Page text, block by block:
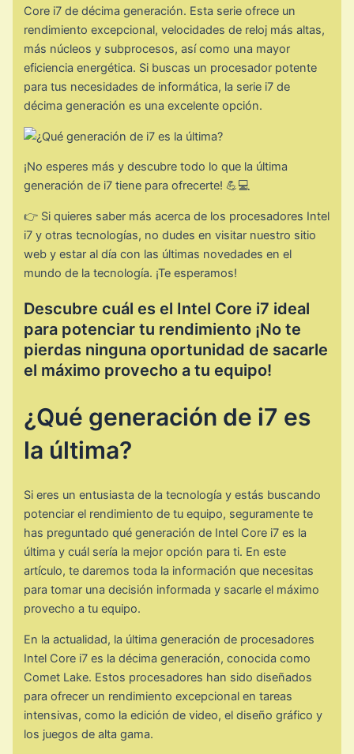
Core i7 de décima generación. Esta serie ofrece un
rendimiento excepcional, velocidades de reloj más altas,
más núcleos y subprocesos, así como una mayor
eficiencia energética. Si buscas un procesador potente
para tus necesidades de informática, la serie i7 de
décima generación es una excelente opción.
¡No esperes más y descubre todo lo que la última
generación de i7 tiene para ofrecerte! 💪💻
👉 Si quieres saber más acerca de los procesadores Intel
i7 y otras tecnologías, no dudes en visitar nuestro sitio
web y estar al día con las últimas novedades en el
mundo de la tecnología. ¡Te esperamos!
Descubre cuál es el Intel Core i7 ideal
para potenciar tu rendimiento ¡No te
pierdas ninguna oportunidad de sacarle
el máximo provecho a tu equipo!
¿Qué generación de i7 es
la última?
Si eres un entusiasta de la tecnología y estás buscando
potenciar el rendimiento de tu equipo, seguramente te
has preguntado qué generación de Intel Core i7 es la
última y cuál sería la mejor opción para ti. En este
artículo, te daremos toda la información que necesitas
para tomar una decisión informada y sacarle el máximo
provecho a tu equipo.
En la actualidad, la última generación de procesadores
Intel Core i7 es la décima generación, conocida como
Comet Lake. Estos procesadores han sido diseñados
para ofrecer un rendimiento excepcional en tareas
intensivas, como la edición de video, el diseño gráfico y
los juegos de alta gama.